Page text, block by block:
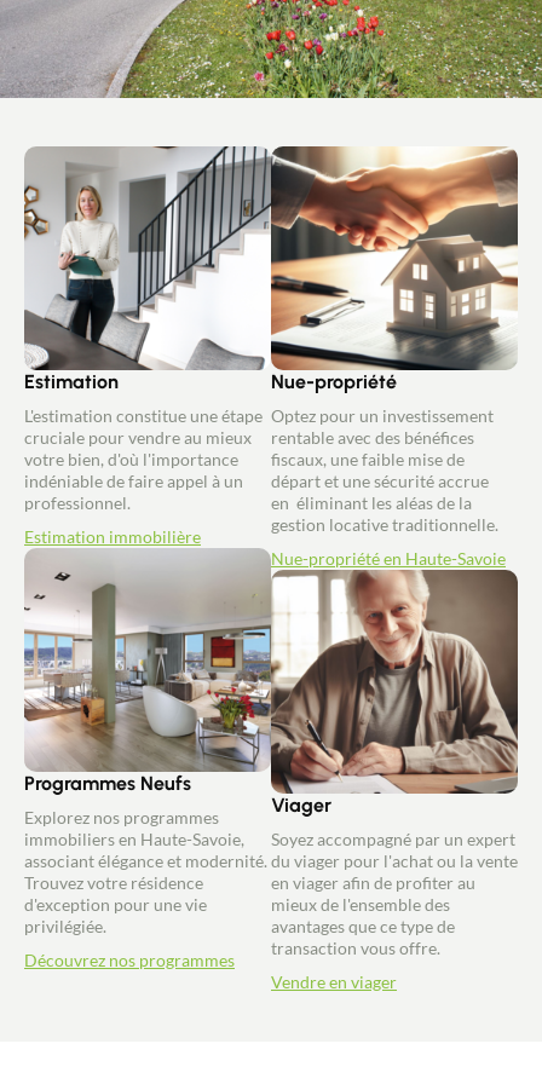
Estimation
L'estimation constitue une étape
cruciale pour vendre au mieux
votre bien, d'où l'importance
indéniable de faire appel à un
professionnel.
Estimation immobilière
Programmes Neufs
Explorez nos programmes
immobiliers en Haute-Savoie,
associant élégance et modernité.
Trouvez votre résidence
d'exception pour une vie
privilégiée.
Découvrez nos programmes
Nue-propriété
Optez pour un investissement
rentable avec des bénéfices
fiscaux, une faible mise de
départ et une sécurité accrue
en éliminant les aléas de la
gestion locative traditionnelle.
Nue-propriété en Haute-Savoie
Viager
Soyez accompagné par un expert
du viager pour l'achat ou la vente
en viager afin de profiter au
mieux de l'ensemble des
avantages que ce type de
transaction vous offre.
Vendre en viager